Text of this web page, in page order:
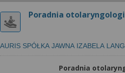
Poradnia
AURIS SPÓŁKA JAWNA IZABELA
Poradnia